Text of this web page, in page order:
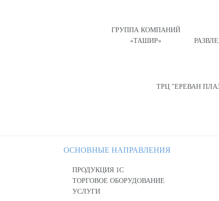
ГРУППА КОМПАНИЙ
«ТАШИР»
ТРЦ "ЕРЕВАН
ОСНОВНЫЕ НАПРАВЛЕНИЯ
ПРОДУКЦИЯ 1С
ТОРГОВОЕ ОБОРУДОВАНИЕ
УСЛУГИ